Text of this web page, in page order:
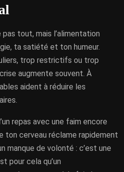
tout, mais l’alimentation
ta satiété et ton humeur.
trop restrictifs ou trop
augmente souvent. À
aident à réduire les
repas avec une faim encore
ton cerveau réclame rapidement
manque de volonté : c’est une
pour cela qu’un